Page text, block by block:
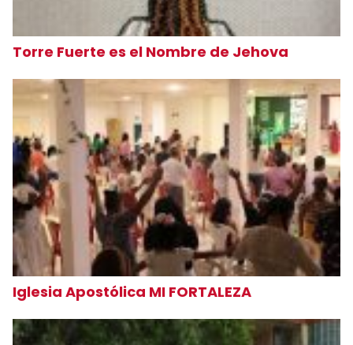
Torre Fuerte es el Nombre de Jehova
Iglesia Apostólica MI FORTALEZA